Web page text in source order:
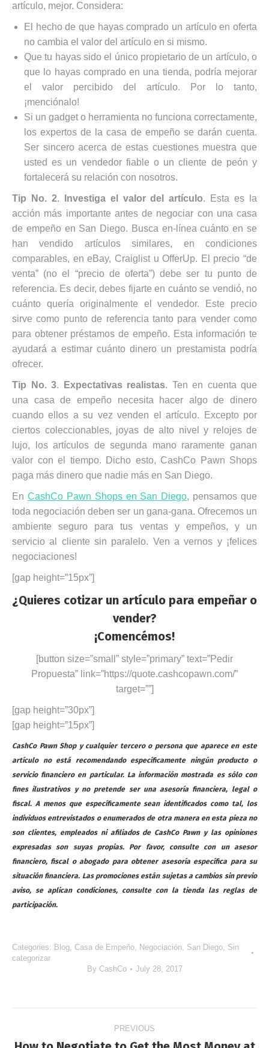
artículo, mejor. Considera:
El hecho de que hayas comprado un artículo en oferta
no cambia el valor del artículo en si mismo.
Que tu hayas sido el único propietario de un artículo, o
que lo hayas comprado en una tienda, podría mejorar
el valor percibido del artículo. Por lo tanto,
¡menciónalo!
Si un gadget o herramienta no funciona correctamente,
los expertos de la casa de empeño se darán cuenta.
Ser sincero acerca de estas cuestiones muestra que
usted es un vendedor fiable o un cliente de peón y
fortalecerá su relación con nosotros.
Tip No. 2. Investiga el valor del artículo. Esta es la
acción más importante antes de negociar con una casa
de empeño en San Diego. Busca en-línea cuánto en se
han vendido artículos similares, en condiciones
comparables, en eBay, Craiglist u OfferUp. El precio “de
venta” (no el “precio de oferta”) debe ser tu punto de
referencia. Es decir, debes fijarte en cuánto se vendió, no
cuánto quería originalmente el vendedor. Este precio
sirve como punto de referencia tanto para vender como
para obtener préstamos de empeño. Esta información te
ayudará a estimar cuánto dinero un prestamista podría
ofrecer.
Tip No. 3. Expectativas realistas. Ten en cuenta que
una casa de empeño necesita hacer algo de dinero
cuando ellos a su vez venden el artículo. Excepto por
ciertos coleccionables, joyas de alto nivel y relojes de
lujo, los artículos de segunda mano raramente ganan
valor con el tiempo. Dicho esto, CashCo Pawn Shops
paga más dinero que nadie más en San Diego.
En CashCo Pawn Shops en San Diego, pensamos que
toda negociación deben ser un gana-gana. Ofrecemos un
ambiente seguro para tus ventas y empeños, y un
servicio al cliente sin paralelo. Ven a vernos y ¡felices
negociaciones!
[gap height=”15px”]
¿Quieres cotizar un artículo para empeñar o
vender?
¡Comencémos!
[button size=”small” style=”primary” text=”Pedir
Propuesta” link=”https://quote.cashcopawn.com/”
target=””]
[gap height=”30px”]
[gap height=”15px”]
CashCo Pawn Shop y cualquier tercero o persona que aparece en este
artículo no está recomendando específicamente ningún producto o
servicio financiero en particular. La información mostrada es sólo con
fines ilustrativos y no pretende ser una asesoría financiera, legal o
fiscal. A menos que específicamente sean identificados como tal, los
individuos entrevistados o enumerados de otra manera en esta pieza no
son clientes, empleados ni afiliados de CashCo Pawn y las opiniones
expresadas son suyas propias. Por favor, consulte con un asesor
financiero, fiscal o abogado para obtener asesoría específica para su
situación financiera. Las promociones están sujetas a cambios sin previo
aviso, se aplican condiciones, consulte con la tienda las reglas de
participación.
Categories: Blog, Casa de Empeño, Negociación, San Diego, Sin
categorizar
By CashCo July 28, 2017
PREVIOUS